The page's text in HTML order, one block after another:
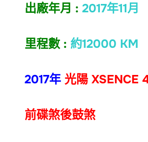
出廠年月 : 2017年11月
里程數 : 約12000 KM
2017年 光陽 XSENCE
前碟煞後鼓煞